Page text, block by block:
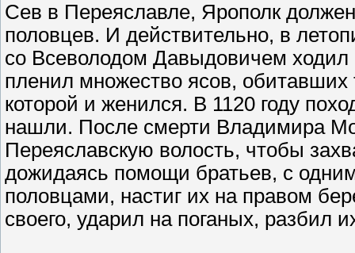
Сев в Переяславле, Ярополк
половцев. И действительно, в
со Всеволодом Давыдовичем ходил
пленил множество ясов,
которой и женился. В 1120 году
нашли. После смерти Владимира
Переяславскую волость, чтобы
дожидаясь помощи братьев, с
половцами, настиг их на правом
своего, ударил на поганых, разбил